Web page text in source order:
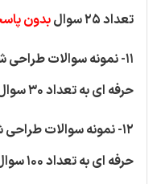
تعداد 25 سوال
بدون
11- نمونه سوالات
حرفه ای به تعداد 30 سوال
12- نمونه سوالات
حرفه ای به تعداد 100 سوال